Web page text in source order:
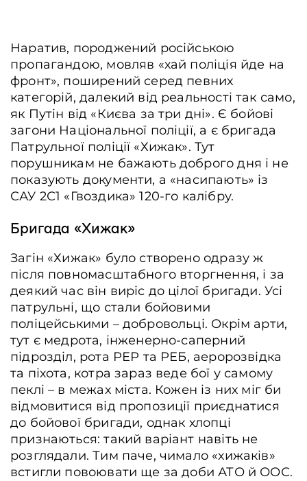
Наратив, породжений російською
пропагандою, мовляв «хай поліція йде на
фронт», поширений серед певних
категорій, далекий від реальності так само,
як Путін від «Києва за три дні». Є бойові
загони Національної поліції, а є бригада
Патрульної поліції «Хижак». Тут
порушникам не бажають доброго дня і не
показують документи, а «насипають» із
САУ 2С1 «Гвоздика» 120-го калібру.
Бригада «Хижак»
Загін «Хижак» було створено одразу ж
після повномасштабного вторгнення, і за
деякий час він виріс до цілої бригади. Усі
патрульні, що стали бойовими
поліцейськими – добровольці. Окрім арти,
тут є медрота, інженерно-саперний
підрозділ, рота РЕР та РЕБ, аеророзвідка
та піхота, котра зараз веде бої у самому
пеклі – в межах міста. Кожен із них міг би
відмовитися від пропозиції приєднатися
до бойової бригади, однак хлопці
признаються: такий варіант навіть не
розглядали. Тим паче, чимало «хижаків»
встигли повоювати ще за доби АТО й ООС.